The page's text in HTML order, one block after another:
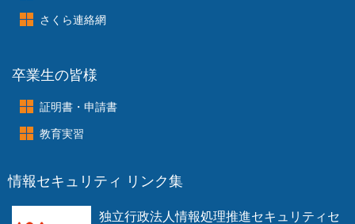
さくら連絡網
卒業生の皆様
証明書・申請書
教育実習
情報セキュリティ リンク集
独立行政法人情報処理推進セキュリティセ